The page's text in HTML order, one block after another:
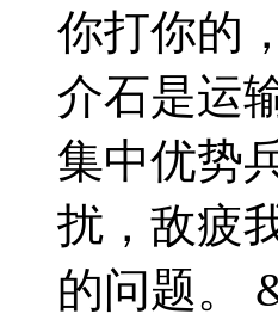
你打你的
介石是运
集中优势
扰，敌疲
的问题。